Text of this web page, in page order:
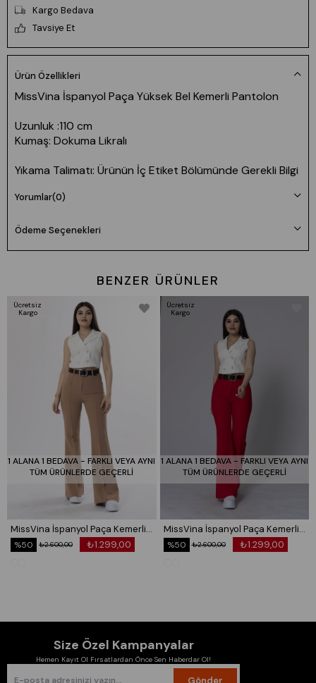
Kargo Bedava
Tavsiye Et
Ürün Özellikleri
MissVina İspanyol Paça Yüksek Bel Kemerli Pantolon
Uzunluk :110 cm
Kumaş: Dokuma Likralı
Yıkama Talimatı: Ürünün İç Etiket Bölümünde Gerekli Bilgi
Ürün Bilgileri Ürünlerimiz tam kalıptır kendi bedeninizi
Yorumlar(0)
Ödeme Seçenekleri
BENZER ÜRÜNLER
1 ALANA 1 BEDAVA - FARKLI VEYA AYNI
TÜM ÜRÜNLERDE GEÇERLİ
MissVina İspanyol Paça Kemerli Pantolon 3950
₺1.299,00
₺2.600,00
%50
Ücretsiz
Kargo
1 ALANA 1 BEDAVA - FARKLI VEYA AYNI
TÜM ÜRÜNLERDE GEÇERLİ
MissVina İspanyol Paça Kemerli Pantolon 3950
₺1.299,00
₺2.600,00
%50
Ücretsiz
Kargo
Size Özel Kampanyalar
Hemen Kayıt Ol Fırsatlardan Önce Sen Haberdar Ol!
Gönder